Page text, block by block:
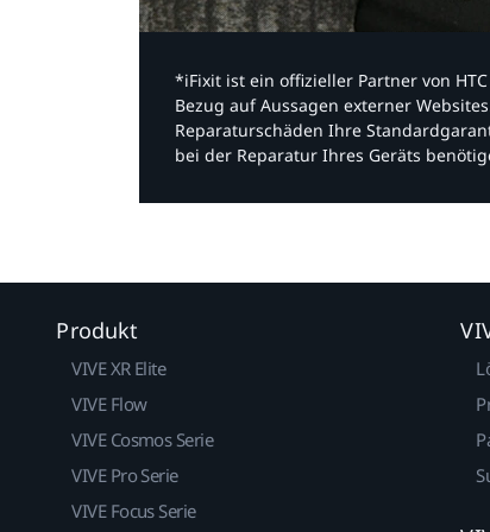
*iFixit ist ein offizieller Partner von
Bezug auf Aussagen externer
Reparaturschäden Ihre
bei der Reparatur Ihres Geräts
Produkt
VIVE XR Elite
VIVE Flow
VIVE Cosmos Serie
VIVE Pro Serie
VIVE Focus Serie